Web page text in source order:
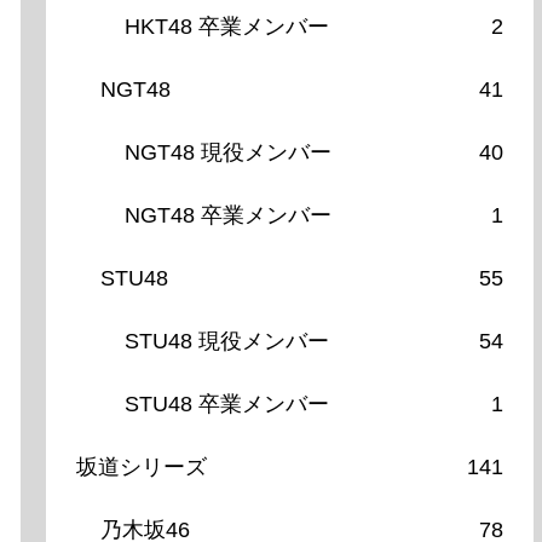
HKT48 卒業メンバー 2
NGT48 41
NGT48 現役メンバー 40
NGT48 卒業メンバー 1
STU48 55
STU48 現役メンバー 54
STU48 卒業メンバー 1
坂道シリーズ 141
乃木坂46 78